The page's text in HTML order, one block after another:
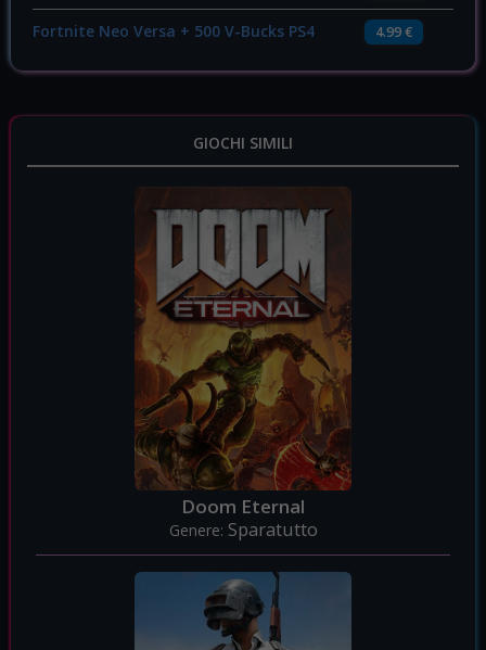
Fortnite Neo Versa + 500 V-Bucks PS4 4.99 €
GIOCHI SIMILI
Doom Eternal
Genere: Sparatutto